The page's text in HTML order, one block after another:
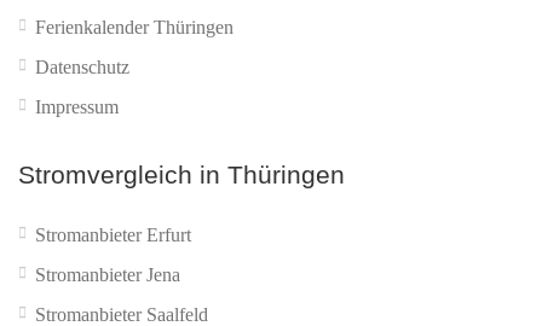
Ferienkalender Thüringen
Datenschutz
Impressum
Stromvergleich in Thüringen
Stromanbieter Erfurt
Stromanbieter Jena
Stromanbieter Saalfeld